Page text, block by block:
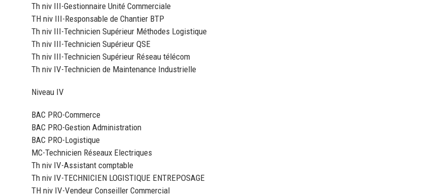
Th niv III-Gestionnaire Unité Commerciale
TH niv III-Responsable de Chantier BTP
Th niv III-Technicien Supérieur Méthodes Logistique
Th niv III-Technicien Supérieur QSE
Th niv III-Technicien Supérieur Réseau télécom
Th niv IV-Technicien de Maintenance Industrielle
Niveau IV
BAC PRO-Commerce
BAC PRO-Gestion Administration
BAC PRO-Logistique
MC-Technicien Réseaux Electriques
Th niv IV-Assistant comptable
Th niv IV-TECHNICIEN LOGISTIQUE ENTREPOSAGE
TH niv IV-Vendeur Conseiller Commercial